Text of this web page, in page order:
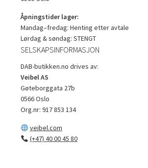
Åpningstider lager:
Mandag–fredag: Henting etter avtale
Lørdag & søndag: STENGT
SELSKAPSINFORMASJON
DAB-butikken.no drives av:
Veibel AS
Gøteborggata 27b
0566 Oslo
Org.nr: 917 853 134
veibel.com
(+47) 40 00 45 80